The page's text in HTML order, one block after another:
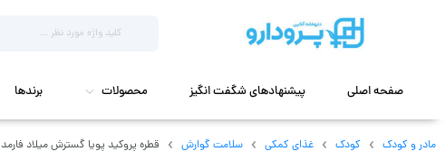
صفحه اصلی پیشنهادهای شگفت انگیز محصولات برندها
مادر و کودک کودک غذای کمکی سلامت گوارش قطره پروکید پویا گسترش میلاد فارمد 15 میلی لیتر